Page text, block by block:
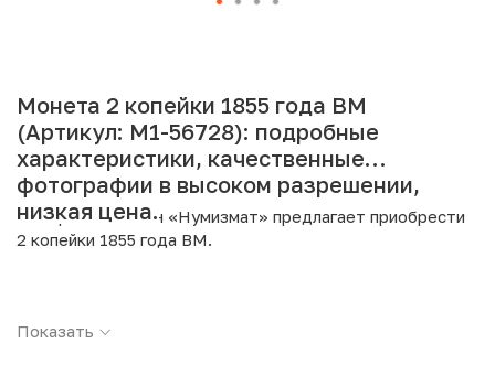
Монета 2 копейки 1855 года ВМ
(Артикул: M1-56728): подробные
характеристики, качественные
фотографии в высоком разрешении,
низкая цена.
Интернет магазин «Нумизмат» предлагает приобрести
2 копейки 1855 года ВМ.
Страна: Российская Империя
Показать